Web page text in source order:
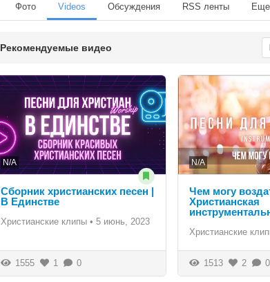
Фото Videos Обсуждения RSS ленты Еще
Рекомендуемые видео
N/A
Сборник христианских песен |
В Единстве
Христианские клипы • 5 июнь, 2023
1555 1 0
N/A
Чем могу
Христианская
Христианские
1513 2 0